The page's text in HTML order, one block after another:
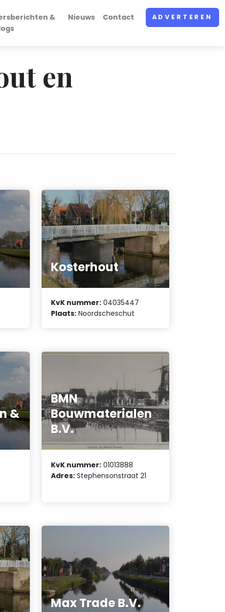
&
Nieuws Contact ADVERTEREN
en
Kosterhout
KvK nummer: 04035447
Plaats: Noordscheschut
&
BMN
Bouwmaterialen
B.V.
KvK nummer: 01013888
Adres: Stephensonstraat 21
Max Trade B.V.